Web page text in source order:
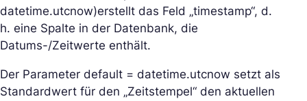
datetime.utcnow)erstellt das Feld „timestamp“, d.
h. eine Spalte in der Datenbank, die
Datums-/Zeitwerte enthält.
Der Parameter default = datetime.utcnow setzt als
Standardwert für den „Zeitstempel“ den aktuellen